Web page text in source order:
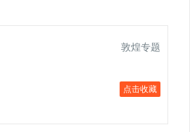
敦煌专题
点击收藏